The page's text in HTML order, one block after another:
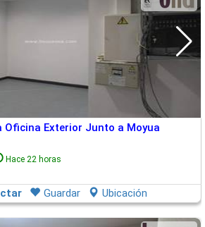
Oficina Exterior Junto a Moyua
Hace 22 horas
Guardar Ubicación